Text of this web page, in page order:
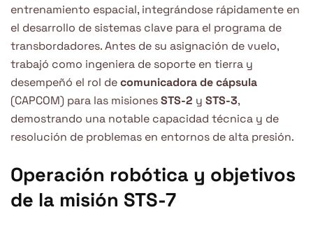
entrenamiento espacial, integrándose rápidamente en
el desarrollo de sistemas clave para el programa de
transbordadores. Antes de su asignación de vuelo,
trabajó como ingeniera de soporte en tierra y
desempeñó el rol decomunicadora de cápsula
(CAPCOM) para las misionesSTS-2 y STS-3,
demostrando una notable capacidad técnica y de
resolución de problemas en entornos de alta presión.
Operación robótica y objetivos
de la misión STS-7